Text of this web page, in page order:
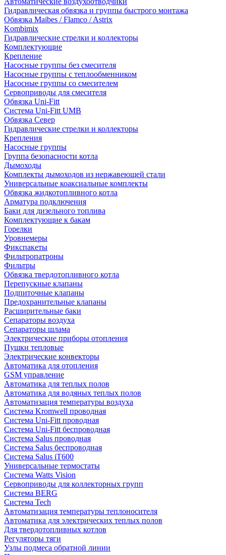
Гидравлическая обвязка и группы быстрого монтажа
Обвязка Maibes / Flamco / Astrix
Kombimix
Гидравлические стрелки и коллекторы
Комплектующие
Крепление
Насосные группы без смесителя
Насосные группы с теплообменником
Насосные группы со смесителем
Сервоприводы для смесителя
Обвязка Uni-Fitt
Система Uni-Fitt UMB
Обвязка Север
Гидравлические стрелки и коллекторы
Крепления
Насосные группы
Группа безопасности котла
Дымоходы
Комплекты дымоходов из нержавеющей стали
Универсальные коаксиальные комплекты
Обвязка жидкотопливного котла
Арматура подключения
Баки для дизельного топлива
Комплектующие к бакам
Горелки
Уровнемеры
Фикспакеты
Фильтропатроны
Фильтры
Обвязка твердотопливного котла
Перепускные клапаны
Подпиточные клапаны
Предохранительные клапаны
Расширительные баки
Сепараторы воздуха
Сепараторы шлама
Электрические приборы отопления
Пушки тепловые
Электрические конвекторы
Автоматика для отопления
GSM управление
Автоматика для теплых полов
Автоматика для водяных теплых полов
Автоматизация температуры воздуха
Система Kromwell проводная
Система Uni-Fitt проводная
Система Uni-Fitt беспроводная
Система Salus проводная
Система Salus беспроводная
Система Salus iT600
Универсальные термостаты
Система Watts Vision
Сервоприводы для коллекторных групп
Система BERG
Система Tech
Автоматизация температуры теплоносителя
Автоматика для электрических теплых полов
Для твердотопливных котлов
Регуляторы тяги
Узлы подмеса обратной линии